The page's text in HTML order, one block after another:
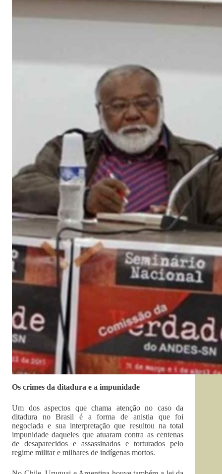
Os crimes da ditadura e a impunidade
Um dos aspectos que chama atenção no caso da
ditadura no Brasil é a forma de anistia que foi
negociada e sua interpretação que resultou na total
impunidade daqueles que atuaram contra as centenas
de desaparecidos e assassinados e torturados pelo
regime militar e milhares de indígenas mortos.